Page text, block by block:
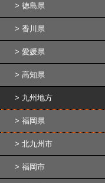
徳島県
香川県
愛媛県
高知県
九州地方
福岡県
北九州市
福岡市